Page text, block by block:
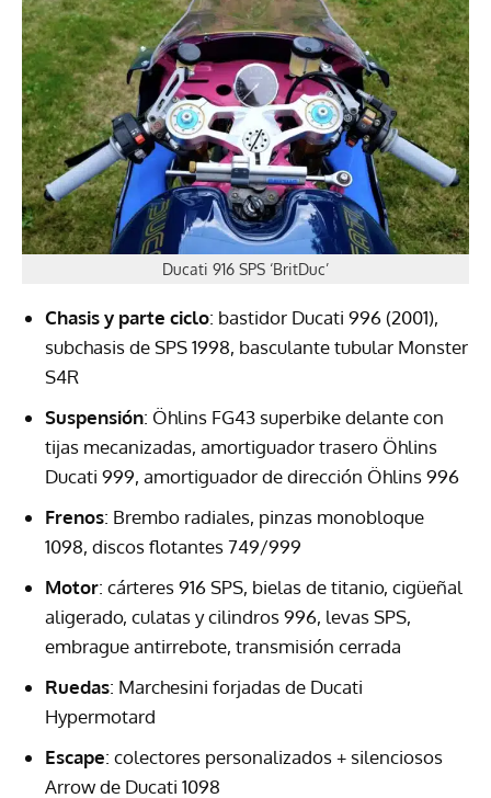
Ducati 916 SPS ‘BritDuc’
Chasis y parte ciclo: bastidor Ducati 996 (2001),
subchasis de SPS 1998, basculante tubular Monster
S4R
Suspensión: Öhlins FG43 superbike delante con
tijas mecanizadas, amortiguador trasero Öhlins
Ducati 999, amortiguador de dirección Öhlins 996
Frenos: Brembo radiales, pinzas monobloque
1098, discos flotantes 749/999
Motor: cárteres 916 SPS, bielas de titanio, cigüeñal
aligerado, culatas y cilindros 996, levas SPS,
embrague antirrebote, transmisión cerrada
Ruedas: Marchesini forjadas de Ducati
Hypermotard
Escape: colectores personalizados + silenciosos
Arrow de Ducati 1098